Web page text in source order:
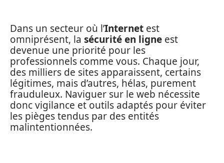
Dans un secteur où l’Internet est
omniprésent, la sécurité en ligne est
devenue une priorité pour les
professionnels comme vous. Chaque jour,
des milliers de sites apparaissent, certains
légitimes, mais d’autres, hélas, purement
frauduleux. Naviguer sur le web nécessite
donc vigilance et outils adaptés pour éviter
les pièges tendus par des entités
malintentionnées.